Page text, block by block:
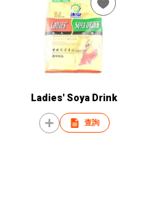
Ladies' Soya Drink
查詢